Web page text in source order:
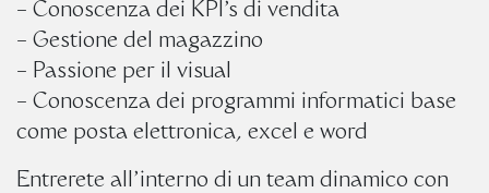
– Conoscenza dei KPI’s di vendita
– Gestione del magazzino
– Passione per il visual
– Conoscenza dei programmi informatici base
come posta elettronica, excel e word
Entrerete all’interno di un team dinamico con